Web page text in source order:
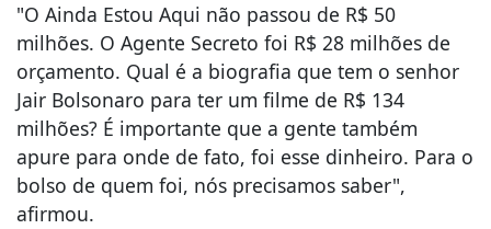
"O Ainda Estou Aqui não passou de R$ 50
milhões. O Agente Secreto foi R$ 28 milhões de
orçamento. Qual é a biografia que tem o senhor
Jair Bolsonaro para ter um filme de R$ 134
milhões? É importante que a gente também
apure para onde de fato, foi esse dinheiro. Para o
bolso de quem foi, nós precisamos saber",
afirmou.